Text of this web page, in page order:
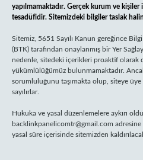
yapılmamaktadır. Gerçek kurum ve
tesadüfidir. Sitemizdeki bilgiler taslak
Sitemiz, 5651 Sayılı Kanun gereğince
(BTK) tarafından onaylanmış bir Yer
nedenle, sitedeki içerikleri proaktif olarak
yükümlülüğümüz bulunmamaktadır.
sorumluluğunu taşımakta olup, siteye
sayılırlar.
Hukuka ve yasal düzenlemelere aykırı
backlinkpanelicomtr@gmail.com
yasal süre içerisinde sitemizden